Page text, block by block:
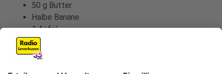
50 g Butter
Halbe Banane
1 Apfel
Ein Achtel Ananas
Ein Achtel Mango